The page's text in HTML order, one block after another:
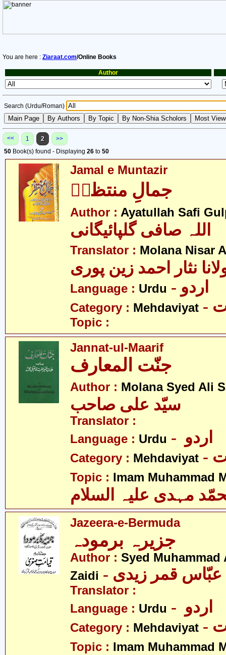
You are here : Ziaraat.com/Online Books
Author
Search (Urdu/Roman)
<< 1 2
>>
50 Book(s) found - Displaying 26 to 50
Jamal e Muntazir
جمالِ منتظرؑ
Author : Ayatullah Safi
اللہ صافی گلپائیگانی
Translator : Molana Nisar
نثار احمد زین پوری
Language : Urdu - اردو
Category : Mehdaviyat
Topic :
Jannat-ul-Maarif
Author : Molana Syed Ali
سیّد علی صاحب
Translator :
Language : Urdu
Category : Mehdaviyat
Topic : Imam Muhammad
مہدی علیہ السلام
Jazeera-e-Bermuda
Author : Syed Muhammad
Zaidi
Translator :
Language : Urdu
Category : Mehdaviyat
Topic : Imam Muhammad